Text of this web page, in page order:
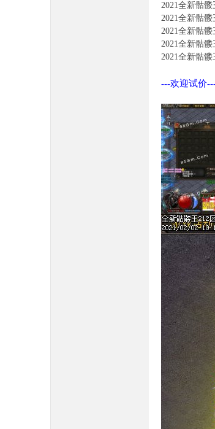
2021全新骷
2021全新骷
2021全新骷
2021全新骷
2021全新骷
---欢迎试价